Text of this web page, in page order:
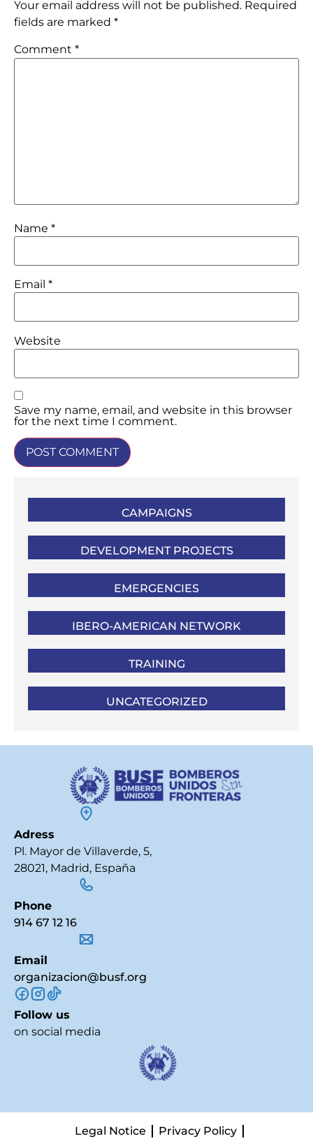
Your email address will not be published. Required
fields are marked *
Comment *
Name *
Email *
Website
Save my name, email, and website in this browser
for the next time I comment.
CAMPAIGNS
DEVELOPMENT PROJECTS
EMERGENCIES
IBERO-AMERICAN NETWORK
TRAINING
UNCATEGORIZED
Adress
Pl. Mayor de Villaverde, 5,
28021, Madrid, España
Phone
914 67 12 16
Email
organizacion@busf.org
Follow us
on social media
Legal Notice Privacy Policy